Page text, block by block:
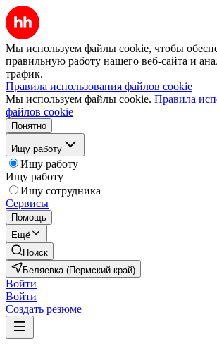
Мы используем файлы cookie, чтобы
правильную работу нашего веб-сайта и
трафик.
Правила использования файлов cookie
Мы используем файлы cookie. Правила
файлов cookie
Понятно
Ищу работу
Ищу работу
Ищу работу
Ищу сотрудника
Сервисы
Помощь
Ещё
Поиск
Беляевка (Пермский край)
Войти
Войти
Создать резюме